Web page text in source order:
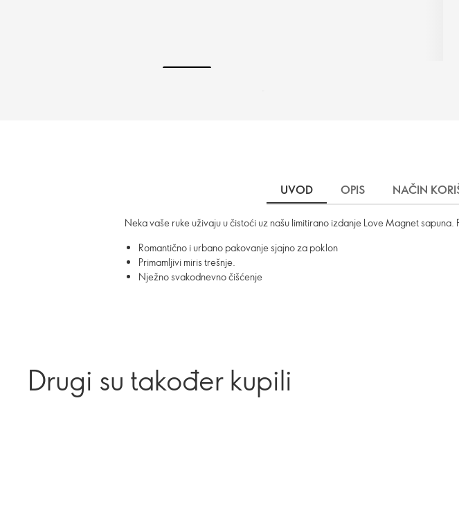
UVOD OPIS NAČIN
Neka vaše ruke uživaju u čistoći uz našu limitirano izdanje Love Magnet
Romantično i urbano pakovanje sjajno za poklon
Primamljivi miris trešnje.
Nježno svakodnevno čišćenje
Drugi su također kupili